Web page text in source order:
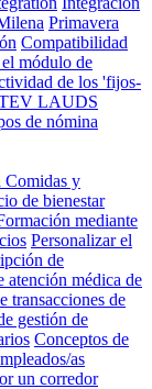
Primavera
Compatibilidad
módulo de
de los 'fijos-
LAUDS
de nómina
Comidas y
de bienestar
mediante
Personalizar el
de
atención médica de
transacciones de
gestión de
Conceptos de
as
un corredor